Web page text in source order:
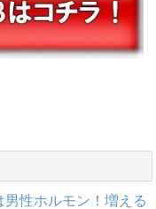
性ホルモン！増える